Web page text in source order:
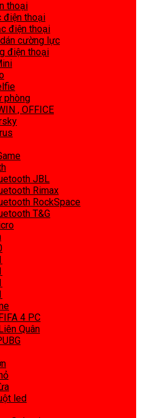
thoại
điện thoại
điện thoại
cường lực
điện thoại
phòng
, OFFICE
JBL
Rimax
RockSpace
T&G
4 PC
Quân
led